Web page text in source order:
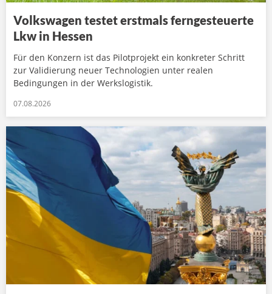
Volkswagen testet erstmals ferngesteuerte
Lkw in Hessen
Für den Konzern ist das Pilotprojekt ein konkreter Schritt
zur Validierung neuer Technologien unter realen
Bedingungen in der Werkslogistik.
07.08.2026